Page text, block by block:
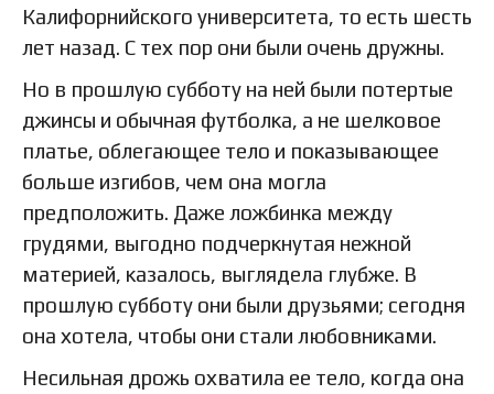
Калифорнийского университета, то есть шесть
лет назад. С тех пор они были очень дружны.
Но в прошлую субботу на ней были потертые
джинсы и обычная футболка, а не шелковое
платье, облегающее тело и показывающее
больше изгибов, чем она могла
предположить. Даже ложбинка между
грудями, выгодно подчеркнутая нежной
материей, казалось, выглядела глубже. В
прошлую субботу они были друзьями; сегодня
она хотела, чтобы они стали любовниками.
Несильная дрожь охватила ее тело, когда она